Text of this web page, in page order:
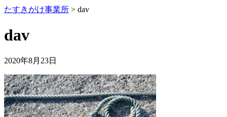
たすきがけ事業所 > dav
dav
2020年8月23日